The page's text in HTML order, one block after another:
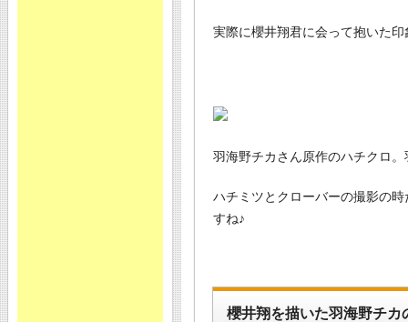
実際に櫻井翔君に会って抱いた
羽海野チカさん原作のハチクロ
ハチミツとクローバーの撮影の
すね♪
櫻井翔を描いた羽海野チカ